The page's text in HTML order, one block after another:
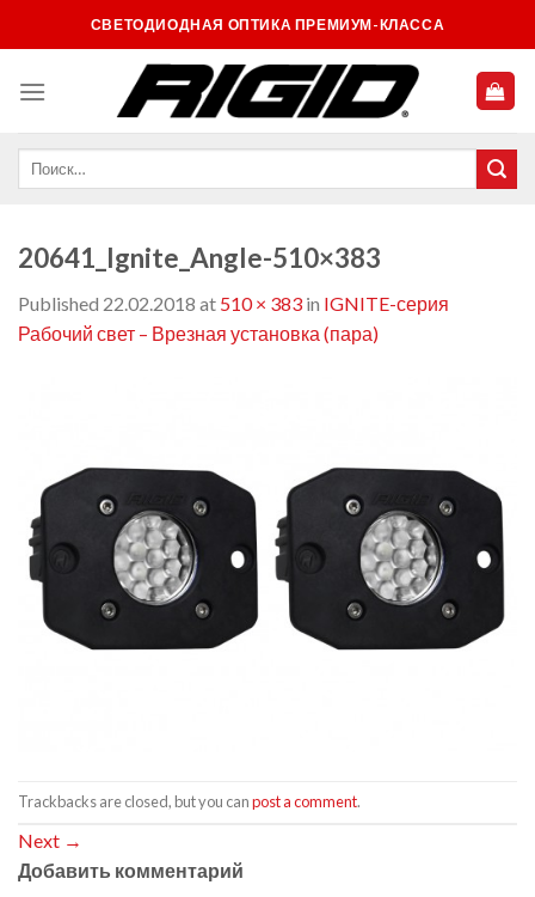
to
СВЕТОДИОДНАЯ ОПТИКА ПРЕМИУМ-КЛАССА
20641_Ignite_Angle-510×383
Published 22.02.2018 at 510 × 383 in IGNITE-серия
Рабочий свет – Врезная установка (пара)
Trackbacks are closed, but you canpost a comment.
Next →
Добавить комментарий